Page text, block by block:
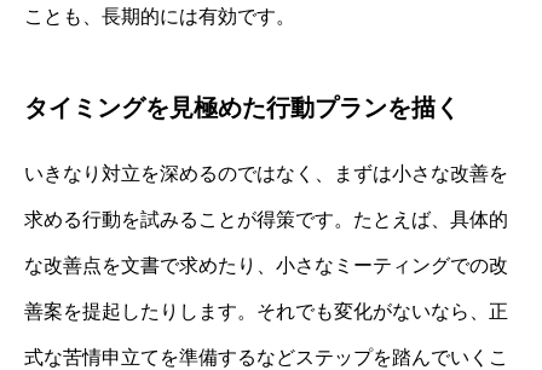
ことも、長期的には有効です。
タイミングを見極めた行動プランを描く
いきなり対立を深めるのではなく、まずは小さな改善を
求める行動を試みることが得策です。たとえば、具体的
な改善点を文書で求めたり、小さなミーティングでの改
善案を提起したりします。それでも変化がないなら、正
式な苦情申立てを準備するなどステップを踏んでいくこ